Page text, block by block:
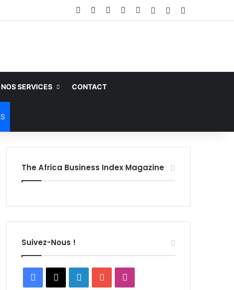
Facebook LinkedinYouTubeInstagramArticle Aléatoire
Sidebar (barre
NOS SERVICES CONTACT
The Africa Business Index Magazine
Suivez-Nous !
Facebook
X LinkedinYouTube